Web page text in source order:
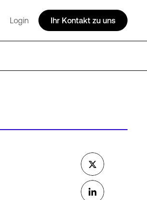
Login Ihr Kontakt zu uns